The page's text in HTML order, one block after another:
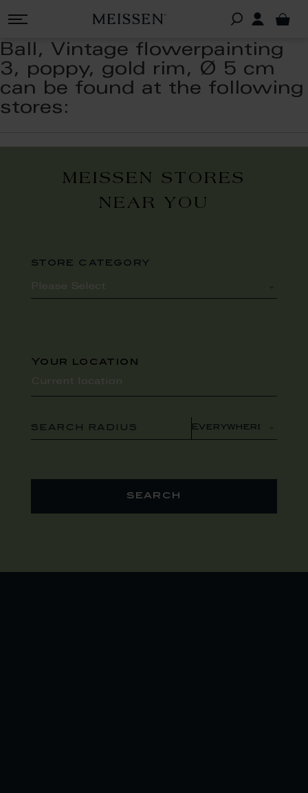
Ball, Vintage flowerpainting
3, poppy, gold rim, Ø 5 cm
can be found at the following
stores:
MEISSEN STORES
NEAR YOU
store category
Your location
SEARCH RADIUS
search